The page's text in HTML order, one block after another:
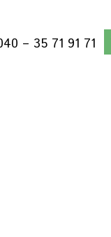
– 35 71 91 71